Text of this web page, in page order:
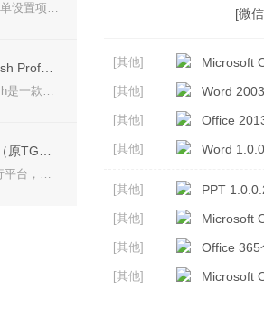
整合右键菜单设置项，使选项更加精简，一目了然； 产品理念：回归输入本质，让您的输入体验更加轻松愉悦。 简约设计，摒弃冗余，永无弹窗广告，还您一个安静无扰的输入体验。
Adobe Flash是一款专业的动画软件，可用于创作动画电影、动画片等，可在设备中创建并发布丰富多彩的创意，Adobe CS6系列中的Adobe Flash Professional CS6软件是用于创建动画和多媒体内容的强大的创作平台，设计身临其境、而且在台式计算机和平板电脑、智能手机和电视等多种设备中都能呈现一致效果的互动体验。
PC游戏发行平台，带给玩家更多优质游戏
[微
[其他] Microsoft
[其他] Word
[其他] Office
[其他] Word
[其他] PPT
[其他] Microsoft
[其他] Office 365
[其他] Microsoft